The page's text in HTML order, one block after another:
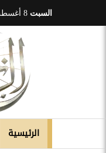
السبت
الرئيسية